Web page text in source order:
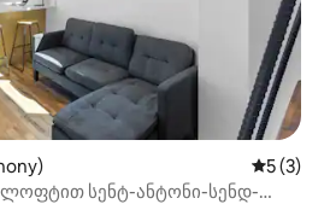
5 (3)
სენტ-ანტონი-სენდ-